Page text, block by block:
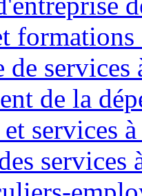
formations
de services
de la
services
services